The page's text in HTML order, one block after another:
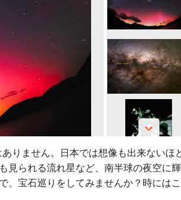
りません。日本では想像も出来ないほ
見られる流れ星など、南半球の夜空に
、宝石巡りをしてみませんか？時には